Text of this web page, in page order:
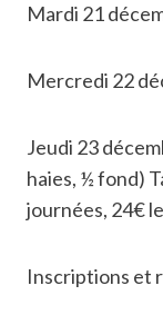
Mardi 21
Mercredi 22
Jeudi 23
haies, ½ fond)
journées, 24€
Inscriptions et